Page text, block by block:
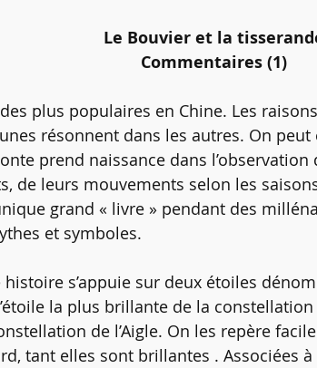
Le Bouvier et la
Commentaires (1)
plus populaires en Chine. Les
résonnent dans les autres. On
prend naissance dans
de leurs mouvements selon les
grand « livre » pendant des
et symboles.
s’appuie sur deux étoiles
la plus brillante de la
de l’Aigle. On les repère
tant elles sont brillantes . Associées